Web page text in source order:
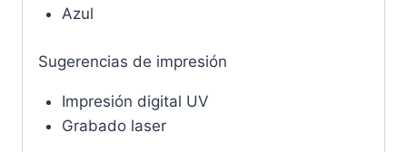
Azul
Sugerencias de impresión
Impresión digital UV
Grabado laser